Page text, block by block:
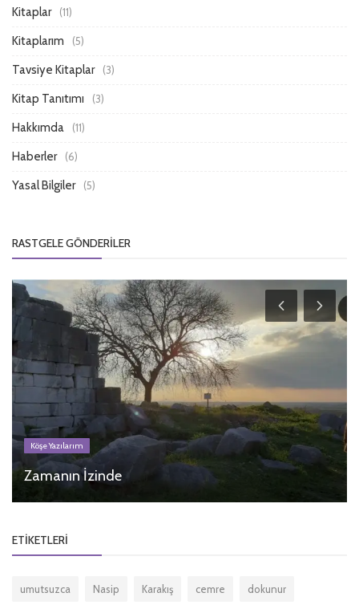
Kitaplar (11)
Kitaplarım (5)
Tavsiye Kitaplar (3)
Kitap Tanıtımı (3)
Hakkımda (11)
Haberler (6)
Yasal Bilgiler (5)
RASTGELE GÖNDERILER
Köşe Yazılarım
Zamanın İzinde
ETIKETLERI
umutsuzca Nasip Karakış cemre dokunur